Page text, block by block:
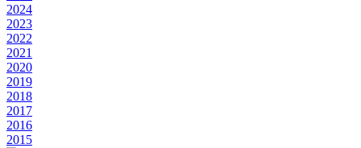
2024
2023
2022
2021
2020
2019
2018
2017
2016
2015